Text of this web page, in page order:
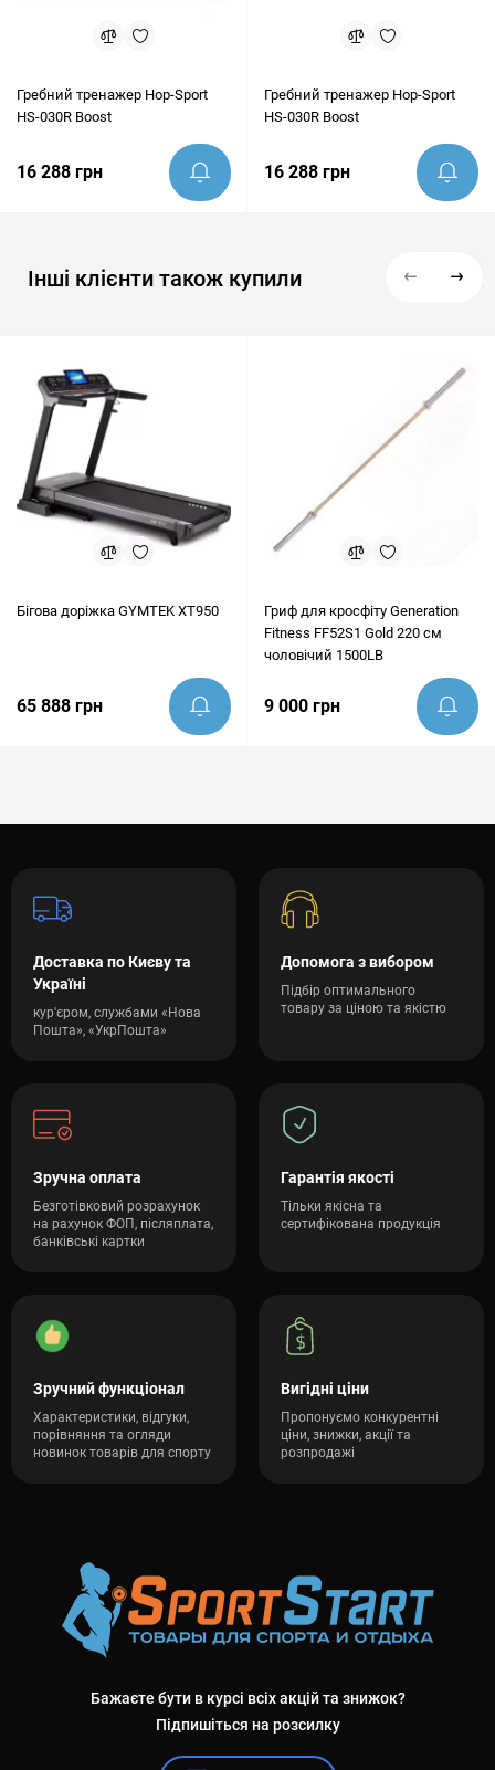
Гребний тренажер Hop-Sport
HS-030R Boost
16 288 грн
Гребний тренажер Hop-Sport
HS-030R Boost
16 288 грн
Інші клієнти також купили
Бігова доріжка GYMTEK XT950
65 888 грн
Гриф для кросфіту Generation
Fitness FF52S1 Gold 220 см
чоловічий 1500LB
9 000 грн
Доставка по Києву та
Україні
кур'єром, службами «Нова
Пошта», «УкрПошта»
Допомога з вибором
Підбір оптимального
товару за ціною та якістю
Зручна оплата
Безготівковий розрахунок
на рахунок ФОП, післяплата,
банківські картки
Гарантія якості
Тільки якісна та
сертифікована продукція
Зручний функціонал
Характеристики, відгуки,
порівняння та огляди
новинок товарів для спорту
Вигідні ціни
Пропонуємо конкурентні
ціни, знижки, акції та
розпродажі
Бажаєте бути в курсі всіх акцій та знижок?
Підпишіться на розсилку